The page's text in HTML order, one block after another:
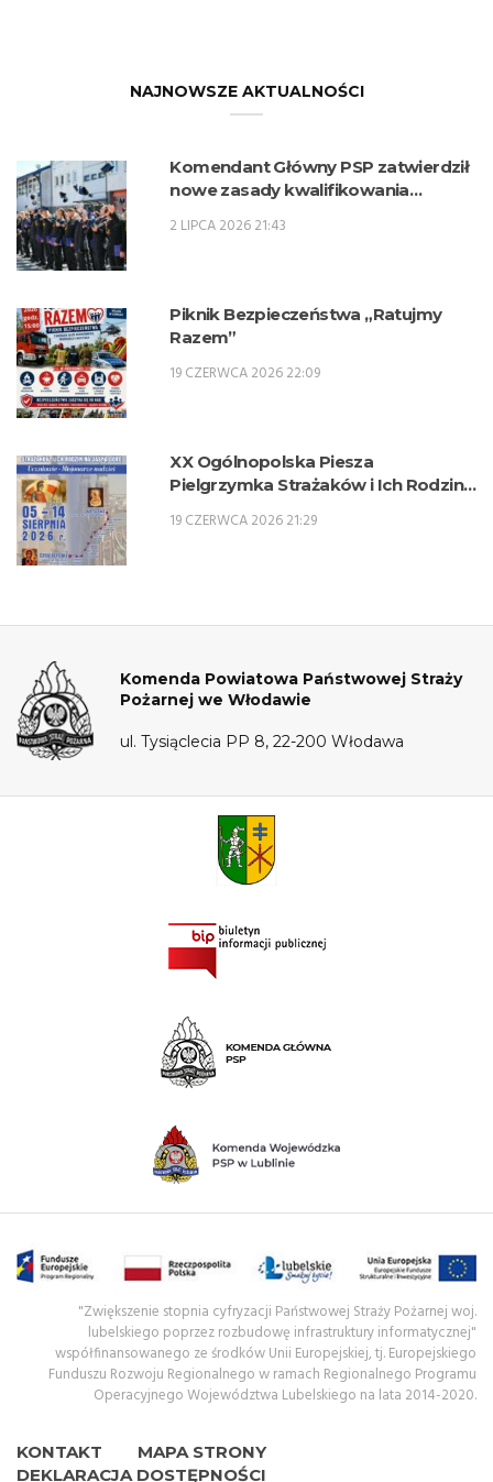
NAJNOWSZE AKTUALNOŚCI
Komendant Główny PSP zatwierdził
nowe zasady kwalifikowania
zawodowe w zawodzie technik
2 LIPCA 2026 21:43
Piknik Bezpieczeństwa „Ratujmy
Razem”
19 CZERWCA 2026 22:09
XX Ogólnopolska Piesza
Pielgrzymka Strażaków i Ich Rodzin
19 CZERWCA 2026 21:29
Komenda Powiatowa Państwowej Straży
Pożarnej we Włodawie
ul. Tysiąclecia PP 8, 22-200 Włodawa
KONTAKT
MAPA STRONY
DEKLARACJA DOSTĘPNOŚCI
"Zwiększenie stopnia cyfryzacji Państwowej Straży Pożarnej woj.
lubelskiego poprzez rozbudowę infrastruktury informatycznej"
współfinansowanego ze środków Unii Europejskiej, tj. Europejskiego
Funduszu Rozwoju Regionalnego w ramach Regionalnego Programu
Operacyjnego Województwa Lubelskiego na lata 2014-2020.